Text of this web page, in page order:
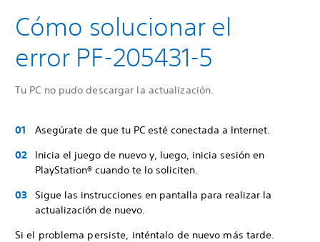
Cómo solucionar el
error PF-205431-5
Tu PC no pudo descargar la actualización.
Asegúrate de que tu PC esté conectada a Internet.
Inicia el juego de nuevo y, luego, inicia sesión en
PlayStation® cuando te lo soliciten.
Sigue las instrucciones en pantalla para realizar la
actualización de nuevo.
Si el problema persiste, inténtalo de nuevo más tarde.